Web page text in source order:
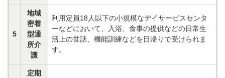
5
地域
密着
型通
所介
護
利用定員18人以下の小規模なデイサービスセンタ
ーなどにおいて、入浴、食事の提供などの日常生
活上の世話、機能訓練などを日帰りで受けられま
す。
定期